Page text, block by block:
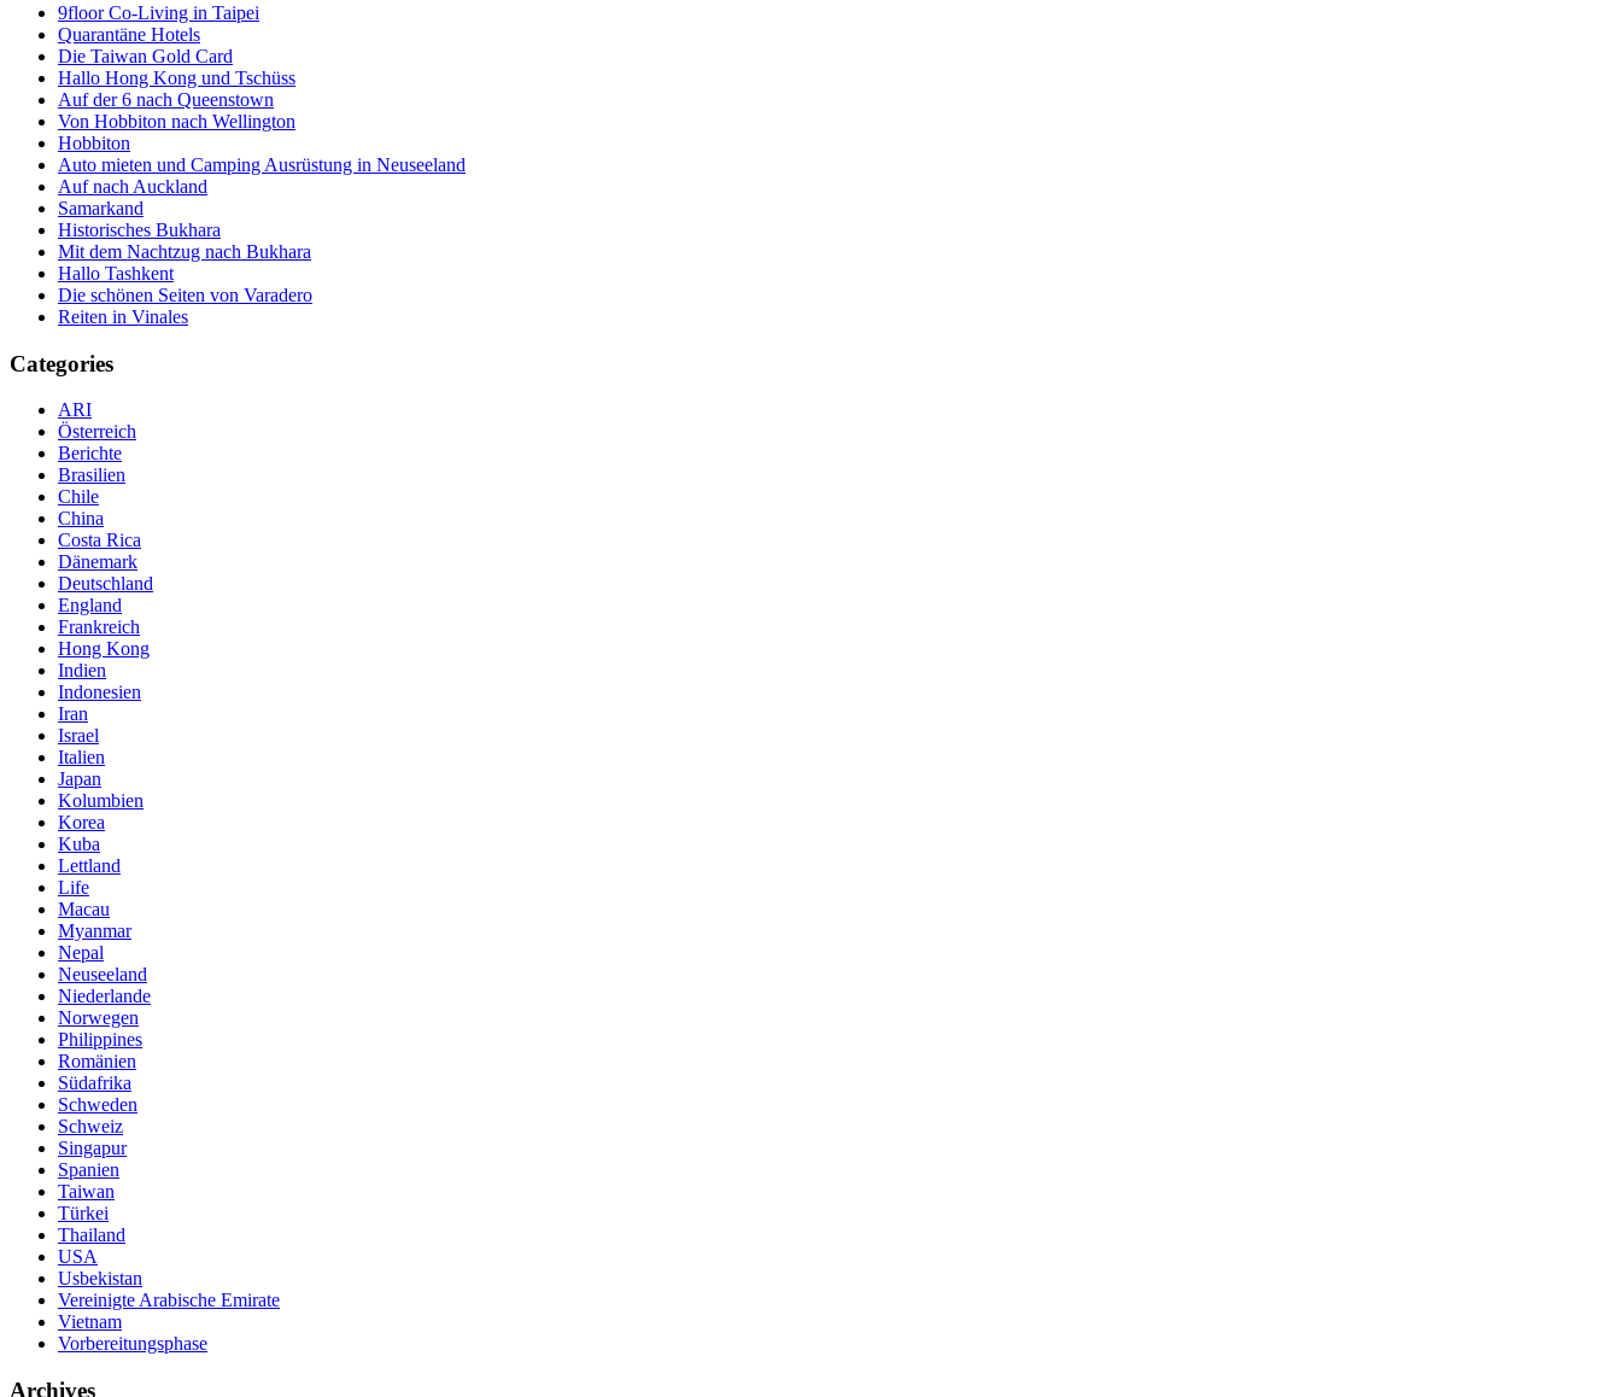
9floor Co-Living in Taipei
Quarantäne Hotels
Die Taiwan Gold Card
Hallo Hong Kong und Tschüss
Auf der 6 nach Queenstown
Von Hobbiton nach Wellington
Hobbiton
Auto mieten und Camping Ausrüstung in Neuseeland
Auf nach Auckland
Samarkand
Historisches Bukhara
Mit dem Nachtzug nach Bukhara
Hallo Tashkent
Die schönen Seiten von Varadero
Reiten in Vinales
Categories
ARI
Österreich
Berichte
Brasilien
Chile
China
Costa Rica
Dänemark
Deutschland
England
Frankreich
Hong Kong
Indien
Indonesien
Iran
Israel
Italien
Japan
Kolumbien
Korea
Kuba
Lettland
Life
Macau
Myanmar
Nepal
Neuseeland
Niederlande
Norwegen
Philippines
Romänien
Südafrika
Schweden
Schweiz
Singapur
Spanien
Taiwan
Türkei
Thailand
USA
Usbekistan
Vereinigte Arabische Emirate
Vietnam
Vorbereitungsphase
Archives